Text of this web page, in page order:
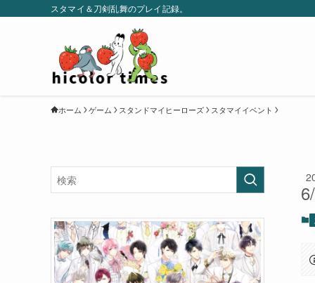
スタマイ＆刀剣乱舞のプレイ記録。
ホーム ゲーム スタンドマイヒーローズ スタマイイベント